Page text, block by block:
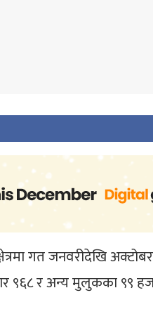
गत जनवरीदेखि
र अन्य मुलुकका ९९